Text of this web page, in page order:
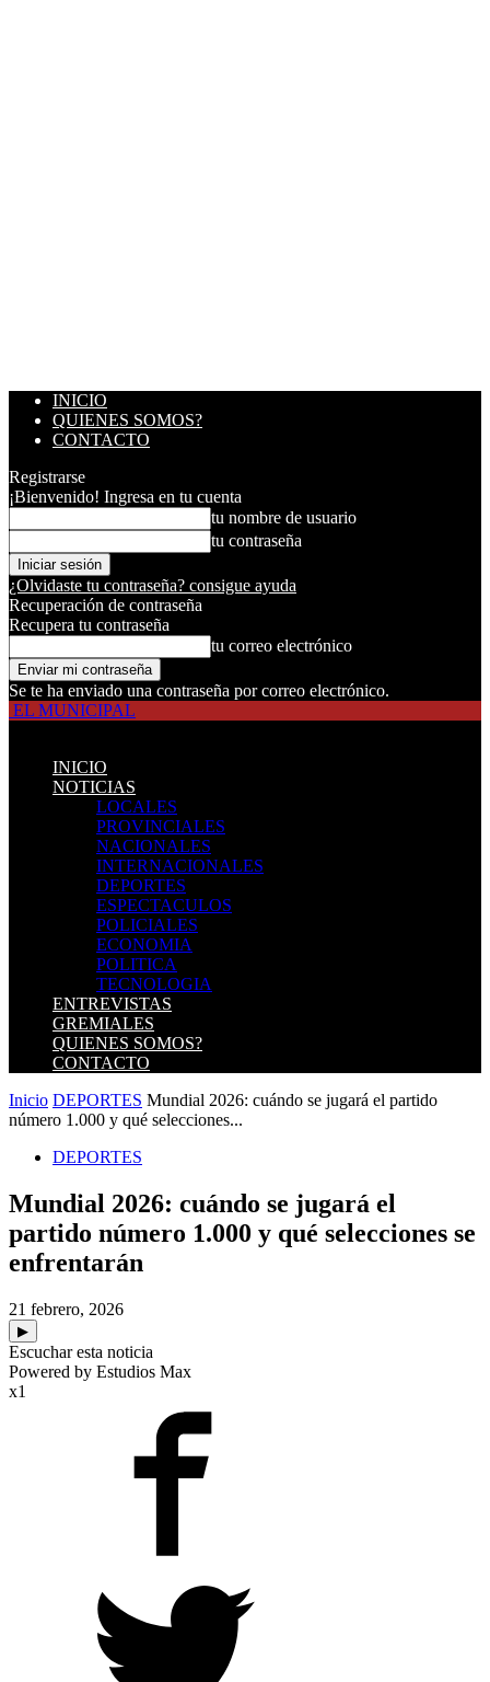
INICIO
QUIENES SOMOS?
CONTACTO
Registrarse
¡Bienvenido! Ingresa en tu cuenta
tu nombre de usuario
tu contraseña
¿Olvidaste tu contraseña? consigue ayuda
Recuperación de contraseña
Recupera tu contraseña
tu correo electrónico
Se te ha enviado una contraseña por correo electrónico.
EL MUNICIPAL
INICIO
NOTICIAS
LOCALES
PROVINCIALES
NACIONALES
INTERNACIONALES
DEPORTES
ESPECTACULOS
POLICIALES
ECONOMIA
POLITICA
TECNOLOGIA
ENTREVISTAS
GREMIALES
QUIENES SOMOS?
CONTACTO
Inicio DEPORTES Mundial 2026: cuándo se jugará el partido
número 1.000 y qué selecciones...
DEPORTES
Mundial 2026: cuándo se jugará el
partido número 1.000 y qué selecciones se
enfrentarán
21 febrero, 2026
▶
Escuchar esta noticia
Powered by Estudios Max
x1